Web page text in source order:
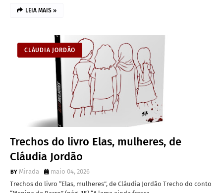
LEIA MAIS »
CLÁUDIA JORDÃO
Trechos do livro Elas, mulheres, de
Cláudia Jordão
Mirada
maio 04, 2026
Trechos do livro “Elas, mulheres”, de Cláudia Jordão Trecho do conto